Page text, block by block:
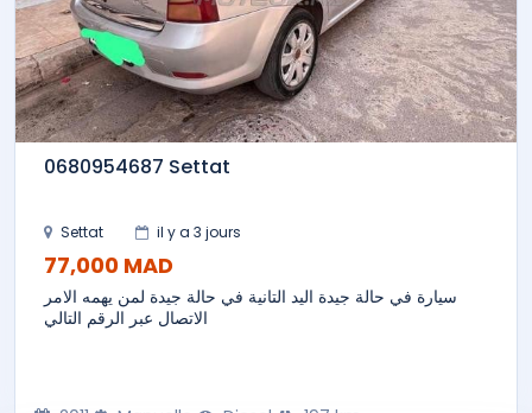
0680954687 Settat
Settat il y a 3 jours
77,000 MAD
سيارة في حالة جيدة اليد التانية في حالة جيدة لمن يهمه الامر
الاتصال عبر الرقم التالي